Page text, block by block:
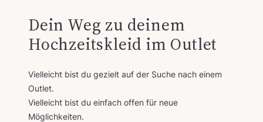
Dein Weg zu deinem
Hochzeitskleid im Outlet
Vielleicht bist du gezielt auf der Suche nach einem
Outlet.
Vielleicht bist du einfach offen für neue
Möglichkeiten.